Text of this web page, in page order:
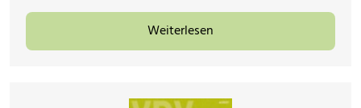
Weiterlesen